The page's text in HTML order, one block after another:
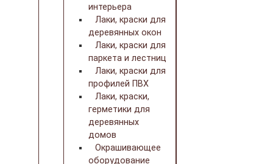
интерьера
Лаки, краски для
деревянных окон
Лаки, краски для
паркета и лестниц
Лаки, краски для
профилей ПВХ
Лаки, краски,
герметики для
деревянных
домов
Окрашивающее
оборудование